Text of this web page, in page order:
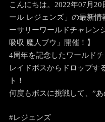
こんにちは。2022年07月
ール レジェンズ」の最新
ーサリーワールドチャレン
吸収 魔人ブウ」開催！】
4周年を記念したワールド
レイドボスからドロップす
ト！
何度もボスに挑戦して、”
#レジェンズ